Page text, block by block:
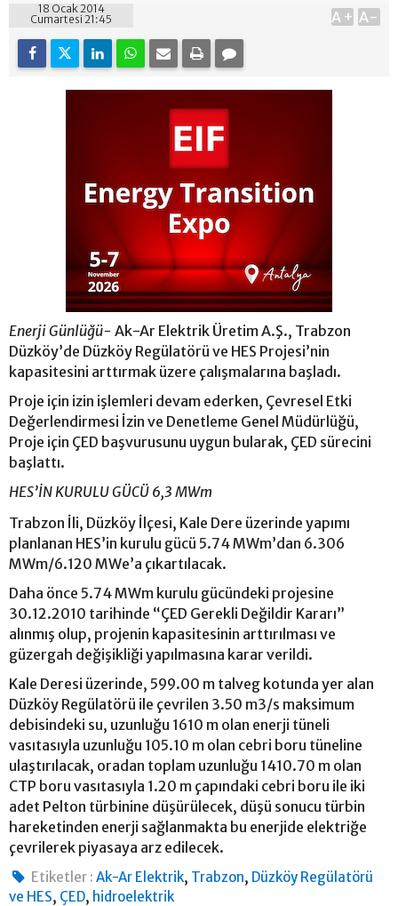
18 Ocak 2014
Cumartesi 21:45
A+ A-
Enerji Günlüğü- Ak-Ar Elektrik Üretim A.Ş., Trabzon
Düzköy’de Düzköy Regülatörü ve HES Projesi’nin
kapasitesini arttırmak üzere çalışmalarına başladı.
Proje için izin işlemleri devam ederken, Çevresel Etki
Değerlendirmesi İzin ve Denetleme Genel Müdürlüğü,
Proje için ÇED başvurusunu uygun bularak, ÇED sürecini
başlattı.
HES’İN KURULU GÜCÜ 6,3 MWm
Trabzon İli, Düzköy İlçesi, Kale Dere üzerinde yapımı
planlanan HES’in kurulu gücü 5.74 MWm’dan 6.306
MWm/6.120 MWe’a çıkartılacak.
Daha önce 5.74 MWm kurulu gücündeki projesine
30.12.2010 tarihinde “ÇED Gerekli Değildir Kararı”
alınmış olup, projenin kapasitesinin arttırılması ve
güzergah değişikliği yapılmasına karar verildi.
Kale Deresi üzerinde, 599.00 m talveg kotunda yer alan
Düzköy Regülatörü ile çevrilen 3.50 m3/s maksimum
debisindeki su, uzunluğu 1610 m olan enerji tüneli
vasıtasıyla uzunluğu 105.10 m olan cebri boru tüneline
ulaştırılacak, oradan toplam uzunluğu 1410.70 m olan
CTP boru vasıtasıyla 1.20 m çapındaki cebri boru ile iki
adet Pelton türbinine düşürülecek, düşü sonucu türbin
hareketinden enerji sağlanmakta bu enerjide elektriğe
çevrilerek piyasaya arz edilecek.
Etiketler : Ak-Ar Elektrik, Trabzon, Düzköy Regülatörü
ve HES, ÇED, hidroelektrik